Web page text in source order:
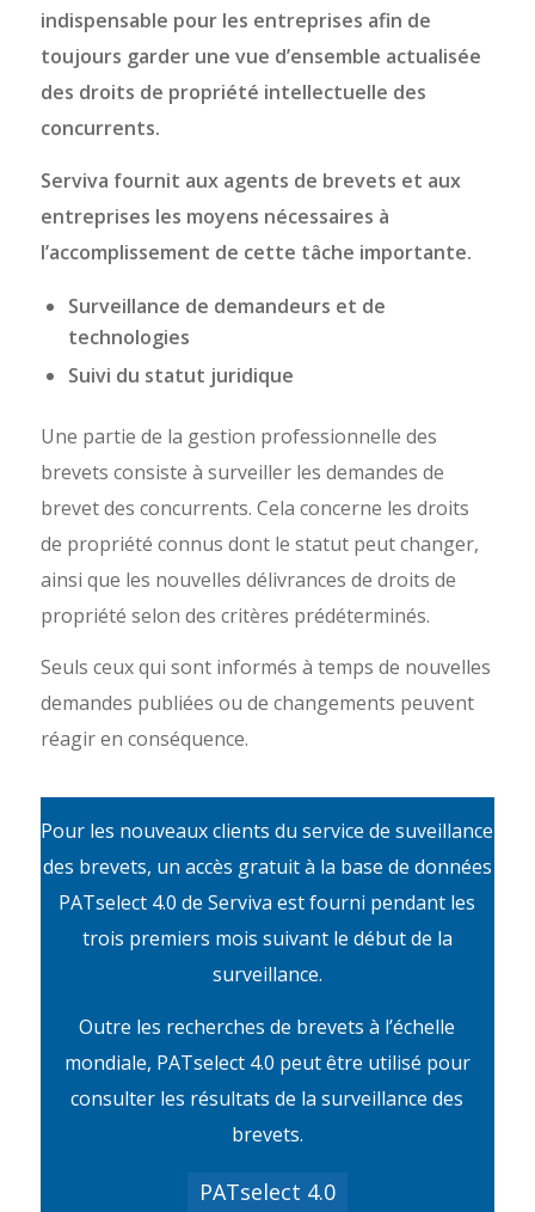
indispensable pour les entreprises afin de
toujours garder une vue d’ensemble actualisée
des droits de propriété intellectuelle des
concurrents.
Serviva fournit aux agents de brevets et aux
entreprises les moyens nécessaires à
l’accomplissement de cette tâche importante.
Surveillance de demandeurs et de
technologies
Suivi du statut juridique
Une partie de la gestion professionnelle des
brevets consiste à surveiller les demandes de
brevet des concurrents. Cela concerne les droits
de propriété connus dont le statut peut changer,
ainsi que les nouvelles délivrances de droits de
propriété selon des critères prédéterminés.
Seuls ceux qui sont informés à temps de nouvelles
demandes publiées ou de changements peuvent
réagir en conséquence.
Pour les nouveaux clients du service de suveillance
des brevets, un accès gratuit à la base de données
PATselect 4.0 de Serviva est fourni pendant les
trois premiers mois suivant le début de la
surveillance.
Outre les recherches de brevets à l’échelle
mondiale, PATselect 4.0 peut être utilisé pour
consulter les résultats de la surveillance des
brevets.
PATselect 4.0